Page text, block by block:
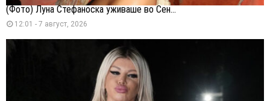
(Фото) Луна Стефаноска уживаше во Сен...
12:01 - 7 август, 2026